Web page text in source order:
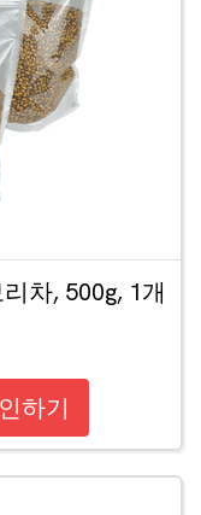
차, 500g, 1개
하기